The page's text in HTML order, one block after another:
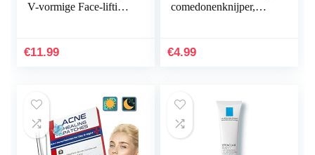
V-vormige Face-lifting
en Oogliftset voor
€11.99
comedonenknijper,
whiteheads voor…
€4.99